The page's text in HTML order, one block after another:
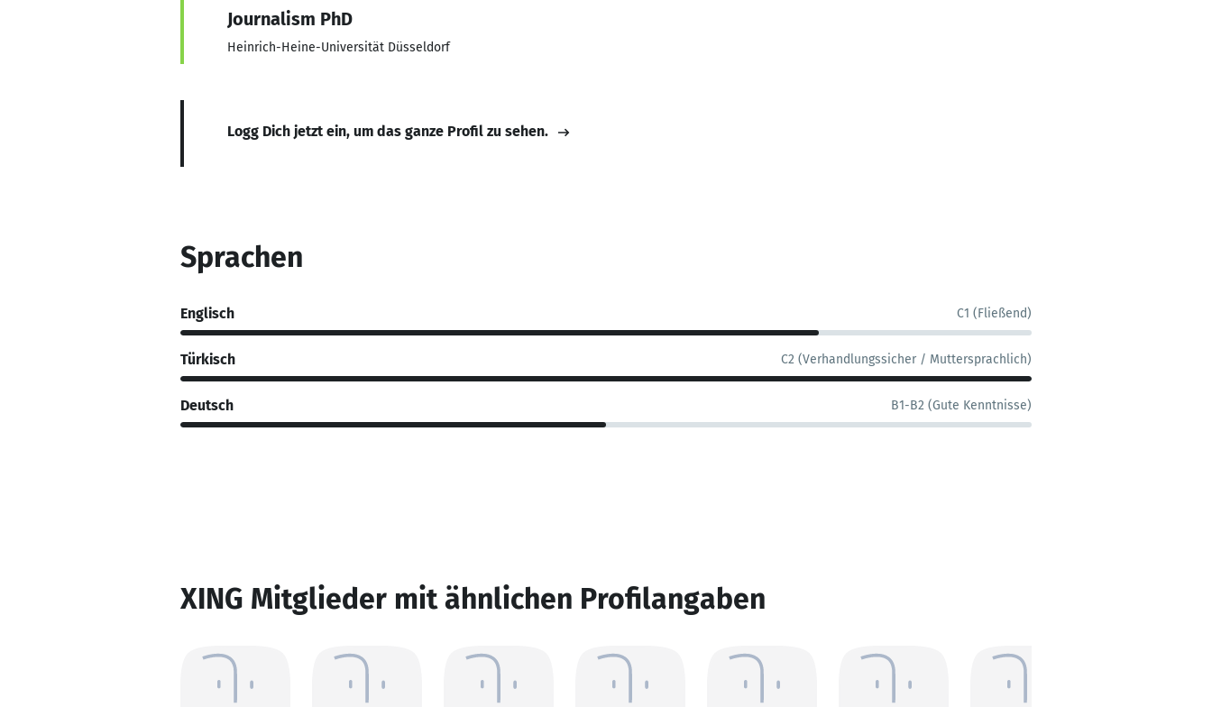
Journalism PhD
Heinrich-Heine-Universität Düsseldorf
Logg Dich jetzt ein, um das ganze Profil zu sehen.
Sprachen
Englisch C1 (Fließend)
Türkisch C2 (Verhandlungssicher / Muttersprachlich)
Deutsch B1-B2 (Gute Kenntnisse)
XING Mitglieder mit ähnlichen Profilangaben